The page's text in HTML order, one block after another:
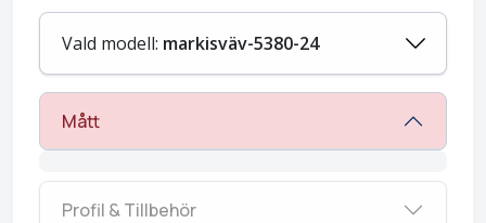
Vald modell: markisväv-5380-24
Mått
Profil & Tillbehör